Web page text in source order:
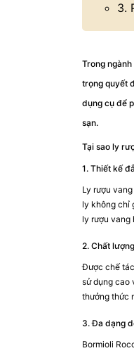
3.
Trong
trọng quyết
dụng cụ để
sạn.
Tại sao ly
1. Thiết kế
Ly rượu
ly không chỉ
ly rượu vang
2. Chất
Được chế
sử dụng cao
thưởng thức
3. Đa dạng
Bormioli